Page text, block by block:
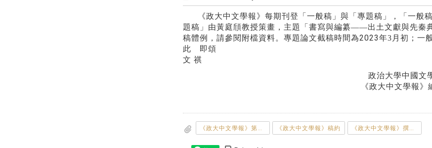
《政大中文學報》每期刊登「一般稿」與「專題稿」，「一般
題稿」由黃庭頎教授策畫，主題「 書寫與編纂——出土文獻與先秦
稿體例，請參閱附檔資料。專題論文截稿時間為2023年3 月初；一
此 即頌
文 祺
政治大學中國文學
《政大中文學報》編審委員
《政大中文學報》稿約